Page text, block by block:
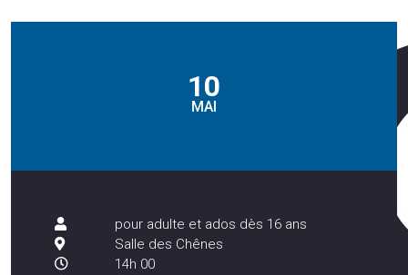
10
MAI
pour adulte et ados dès 16 ans
Salle des Chênes
14h 00